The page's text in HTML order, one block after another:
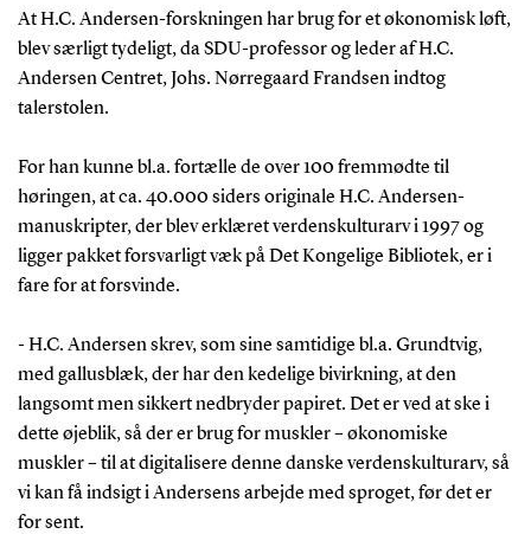
At H.C. Andersen-forskningen har brug for et økonomisk løft,
blev særligt tydeligt, da SDU-professor og leder af H.C.
Andersen Centret, Johs. Nørregaard Frandsen indtog
talerstolen.
For han kunne bl.a. fortælle de over 100 fremmødte til
høringen, at ca. 40.000 siders originale H.C. Andersen-
manuskripter, der blev erklæret verdenskulturarv i 1997 og
ligger pakket forsvarligt væk på Det Kongelige Bibliotek, er i
fare for at forsvinde.
- H.C. Andersen skrev, som sine samtidige bl.a. Grundtvig,
med gallusblæk, der har den kedelige bivirkning, at den
langsomt men sikkert nedbryder papiret. Det er ved at ske i
dette øjeblik, så der er brug for muskler – økonomiske
muskler – til at digitalisere denne danske verdenskulturarv, så
vi kan få indsigt i Andersens arbejde med sproget, før det er
for sent.